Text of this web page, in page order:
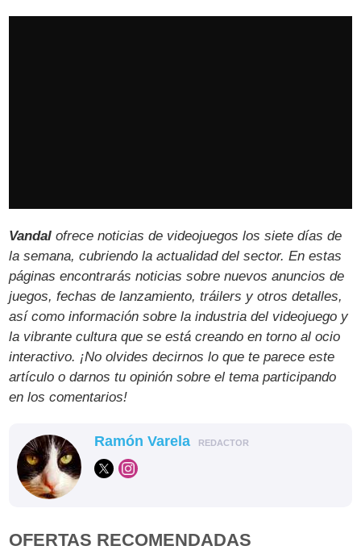
Vandal ofrece noticias de videojuegos los siete días de
la semana, cubriendo la actualidad del sector. En estas
páginas encontrarás noticias sobre nuevos anuncios de
juegos, fechas de lanzamiento, tráilers y otros detalles,
así como información sobre la industria del videojuego y
la vibrante cultura que se está creando en torno al ocio
interactivo. ¡No olvides decirnos lo que te parece este
artículo o darnos tu opinión sobre el tema participando
en los comentarios!
Ramón Varela REDACTOR
OFERTAS RECOMENDADAS